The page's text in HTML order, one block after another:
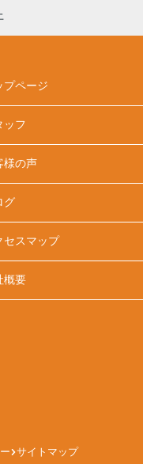
プページ
ッフ
様の声
グ
セスマップ
概要
サイトマップ